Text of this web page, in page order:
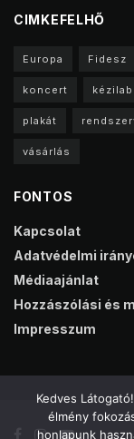
CIMKEFELHŐ
Europa Fidesz
koncert
plakát
vásárlás
FONTOS
Kapcsolat
Adatvédelmi
Médiaajánlat
Hozzászólási és
Impresszum
Kedves
élmény
honlapunk